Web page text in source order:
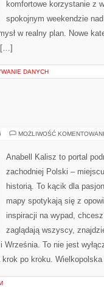
komfortowe korzystanie z
spokojnym weekendzie
w realny plan. Nowe
[…]
DANYCH
MOŻLIWOŚĆ
Anabell Kalisz to portal
zachodniej Polski –
historią. To kącik dla
mapy spotykają się z
inspiracji na wypad,
zaglądają wszyscy,
To nie jest
krok po kroku.